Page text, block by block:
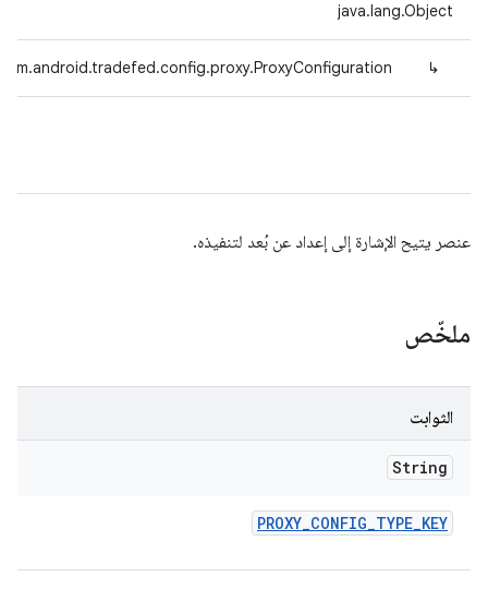
java.lang.Object
↳
عنصر يتيح الإشارة إلى إعداد عن بُعد لتنفيذه.
ملخّص
الثوابت
String
PROXY_CONFIG_TYPE_KEY